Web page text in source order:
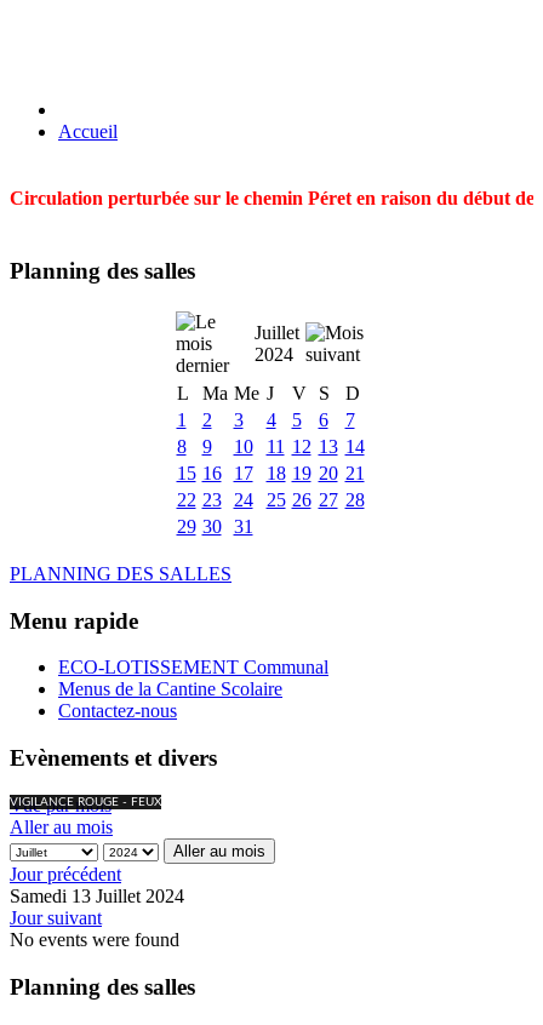
Accueil
Circulation perturbée sur le chemin Péret en raison du début
Planning des salles
Juillet
2024
L
Ma Me J V S
D
1
2 3 4 5 6
7
8
9 10 11 12 13 14
15 16 17 18 19 20 21
22 23 24 25 26 27 28
29 30 31
PLANNING DES SALLES
Menu rapide
ECO-LOTISSEMENT Communal
Menus de la Cantine Scolaire
Contactez-nous
Evènements et divers
VIGILANCE ROUGE - FEUX
Vue par mois
Aller au mois
Aller au mois
Jour précédent
Samedi 13 Juillet 2024
Jour suivant
No events were found
Planning des salles